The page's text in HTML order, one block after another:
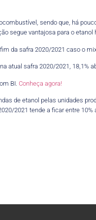
sendo que, há
segue vantajosa para o
da safra 2020/2021 caso o
atual safra 2020/2021, 18,1%
BI.Conheça agora!
de etanol pelas unidades
2021 tende a ficar entre 10%